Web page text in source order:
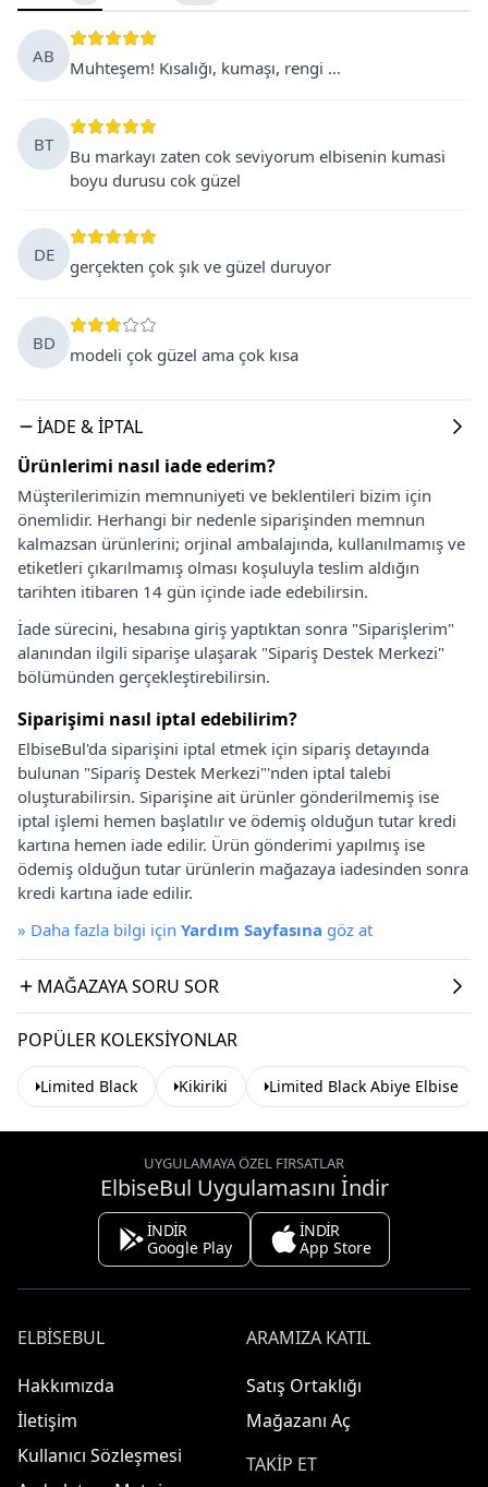
AB
Muhteşem! Kısalığı, kumaşı, rengi …
BT
Bu markayı zaten cok seviyorum elbisenin kumasi
boyu durusu cok güzel
DE
gerçekten çok şık ve güzel duruyor
BD
modeli çok güzel ama çok kısa
İADE & İPTAL
Ürünlerimi nasıl iade ederim?
Müşterilerimizin memnuniyeti ve beklentileri bizim için
önemlidir. Herhangi bir nedenle siparişinden memnun
kalmazsan ürünlerini; orjinal ambalajında, kullanılmamış ve
etiketleri çıkarılmamış olması koşuluyla teslim aldığın
tarihten itibaren 14 gün içinde iade edebilirsin.
İade sürecini, hesabına giriş yaptıktan sonra "Siparişlerim"
alanından ilgili siparişe ulaşarak "Sipariş Destek Merkezi"
bölümünden gerçekleştirebilirsin.
Siparişimi nasıl iptal edebilirim?
ElbiseBul'da siparişini iptal etmek için sipariş detayında
bulunan "Sipariş Destek Merkezi"'nden iptal talebi
oluşturabilirsin. Siparişine ait ürünler gönderilmemiş ise
iptal işlemi hemen başlatılır ve ödemiş olduğun tutar kredi
kartına hemen iade edilir. Ürün gönderimi yapılmış ise
ödemiş olduğun tutar ürünlerin mağazaya iadesinden sonra
kredi kartına iade edilir.
» Daha fazla bilgi için Yardım Sayfasına göz at
MAĞAZAYA SORU SOR
POPÜLER KOLEKSIYONLAR
Limited Black Kikiriki Limited Black Abiye Elbise
UYGULAMAYA ÖZEL FIRSATLAR
ElbiseBul Uygulamasını İndir
İNDİR
Google Play
İNDİR
App Store
ELBISEBUL
Hakkımızda
İletişim
Kullanıcı Sözleşmesi
ARAMIZA KATIL
Satış Ortaklığı
Mağazanı Aç
TAKIP ET